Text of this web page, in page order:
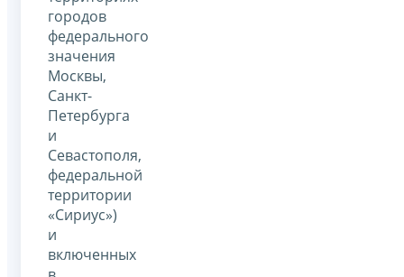
городов
федерального
значения
Москвы,
Санкт-
Петербурга
и
Севастополя,
федеральной
территории
«Сириус»)
и
включенных